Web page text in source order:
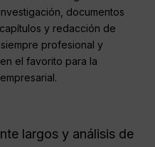
documentos
y redacción de
profesional y
el favorito para la
largos y análisis de